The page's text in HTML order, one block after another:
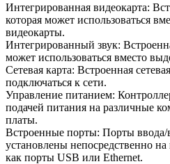
Интегрированная видеокарта:
которая может использоваться
видеокарты.
Интегрированный звук:
может использоваться вместо
Сетевая карта: Встроенная
подключаться к сети.
Управление питанием:
подачей питания на различные
платы.
Встроенные порты: Порты ввода/
установлены непосредственно
как порты USB или Ethernet.